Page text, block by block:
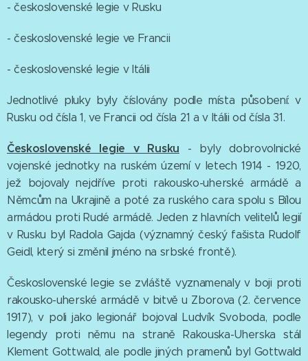
- československé legie v Rusku
- československé legie ve Francii
- československé legie v Itálii
Jednotlivé pluky byly číslovány podle místa působení: v
Rusku od čísla 1, ve Francii od čísla 21 a v Itálii od čísla 31.
Československé legie v Rusku - byly dobrovolnické
vojenské jednotky na ruském území v letech 1914 - 1920,
jež bojovaly nejdříve proti rakousko-uherské armádě a
Němcům na Ukrajině a poté za ruského cara spolu s Bílou
armádou proti Rudé armádě. Jeden z hlavních velitelů legií
v Rusku byl Radola Gajda (významný český fašista Rudolf
Geidl, který si změnil jméno na srbské frontě).
Československé legie se zvláště vyznamenaly v boji proti
rakousko-uherské armádě v bitvě u Zborova (2. července
1917), v poli jako legionář bojoval Ludvík Svoboda, podle
legendy proti němu na straně Rakouska-Uherska stál
Klement Gottwald, ale podle jiných pramenů byl Gottwald